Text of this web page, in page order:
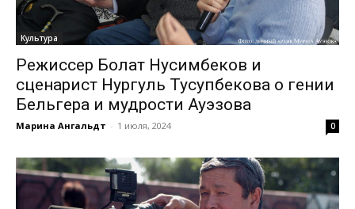
Культура
Режиссер Болат Нусимбеков и
сценарист Нургуль Тусупбекова о гении
Бельгера и мудрости Ауэзова
Марина Ангальдт - 1 июля, 2024 0